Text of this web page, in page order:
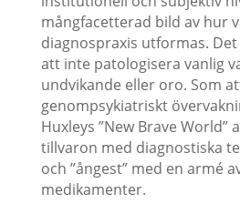
mångfacetterad bild av hur
diagnospraxis utformas.
att inte patologisera vanlig
undvikande eller oro. Som
genompsykiatriskt
Huxleys ”New Brave World”
tillvaron med diagnostiska
och ”ångest” med en armé
medikamenter.